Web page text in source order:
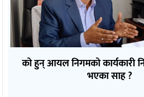
को हुन् आयल निगमको कार्यकारी
भएका साह ?